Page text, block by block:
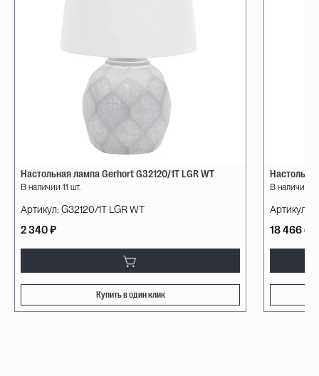
Настольная лампа Gerhort G32120/1T LGR WT
В наличии 11 шт.
Артикул: G32120/1T LGR WT
2 340 ₽
Купить в один клик
В наличии 1
Артикул:
18 466 ₽